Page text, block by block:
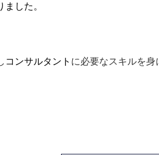
ました。
コンサルタント に必要なスキルを身